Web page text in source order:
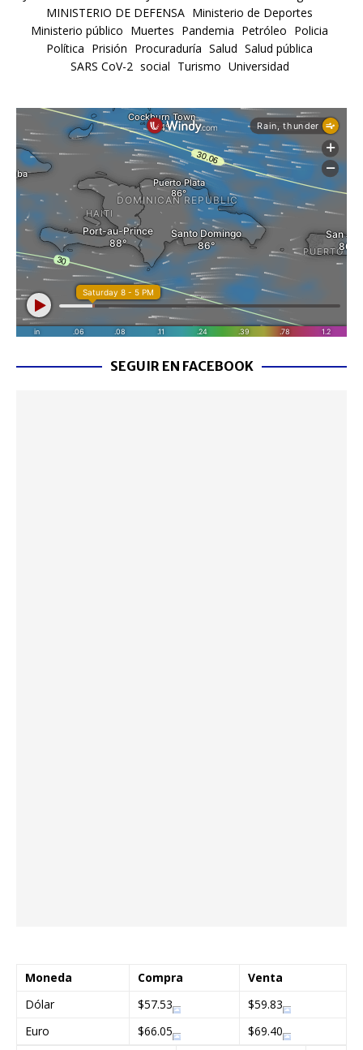
MINISTERIO DE DEFENSA Ministerio de Deportes
Ministerio público Muertes Pandemia Petróleo Policia
Política Prisión Procuraduría Salud Salud pública
SARS CoV-2 social Turismo Universidad
SEGUIR EN FACEBOOK
Moneda Compra
Venta
Dólar
$57.53
$59.83
Euro
$66.05
$69.40